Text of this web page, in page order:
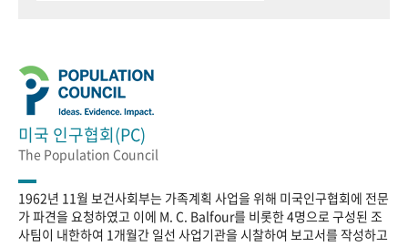
미국 인구협회(PC)
The Population Council
1962년 11월 보건사회부는 가족계획 사업을 위해 미국인구협회에 전문
가 파견을 요청하였고 이에 M. C. Balfour를 비롯한 4명으로 구성된 조
사팀이 내한하여 1개월간 일선 사업기관을 시찰하여 보고서를 작성하고